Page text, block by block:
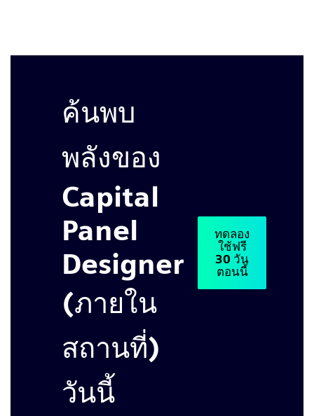
ค้นพบ
พลังของ
Capital
Panel
Designer
(ภายใน
สถานที่)
วันนี้
ทดลอง
ใช้ฟรี
30 วัน
ตอนนี้